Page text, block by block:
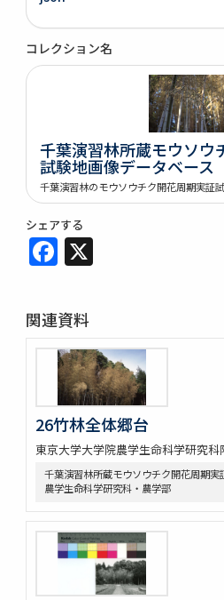
コレクション名
千葉演習林所蔵モウソウ
試験地画像データベース
千葉演習林のモウソウチク開花周期実証
シェアする
Facebook
関連資料
26竹林全体郷台
東京大学大学院農学生命科学研究科
千葉演習林所蔵モウソウチク開花周期実
農学生命科学研究科・農学部